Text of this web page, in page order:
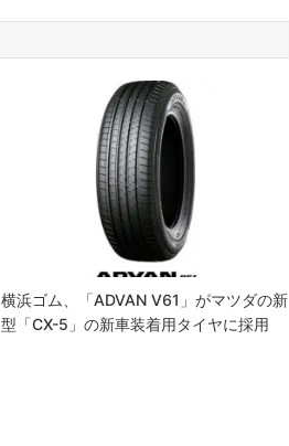
横浜ゴム、「ADVAN V61」がマツダの新
型「CX-5」の新車装着用タイヤに採用